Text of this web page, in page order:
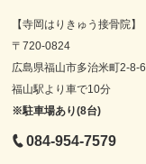
【寺岡はりきゅう接骨院】
〒720-0824
広島県福山市多治米町2-8-6
福山駅より車で10分
※駐車場あり(8台)
084-954-7579